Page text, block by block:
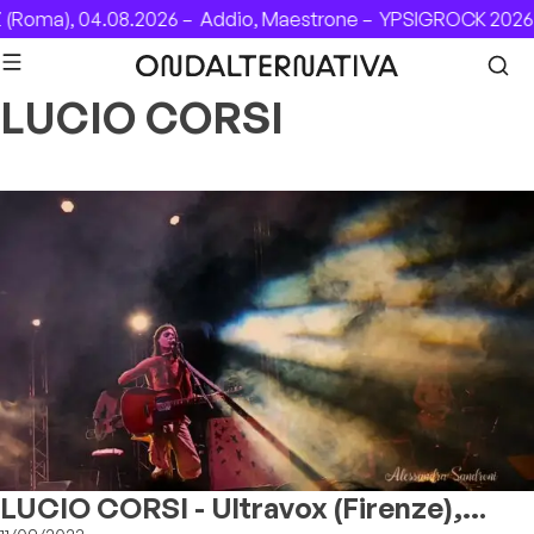
Skip to content
04.08.2026 – Addio, Maestrone – YPSIGROCK 2026:
LUCIO CORSI
LUCIO CORSI - Ultravox (Firenze),